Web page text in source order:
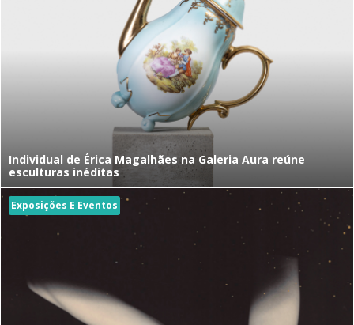
Individual de Érica Magalhães na Galeria Aura reúne
esculturas inéditas
Exposições E Eventos